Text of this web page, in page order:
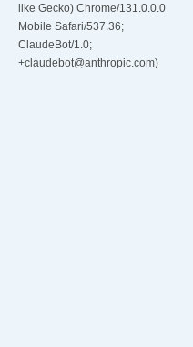
like Gecko) Chrome/131.0.0.0
Mobile Safari/537.36;
ClaudeBot/1.0;
+claudebot@anthropic.com)